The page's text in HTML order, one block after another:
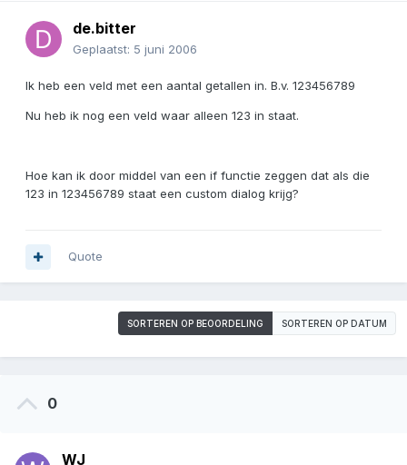
de.bitter
Geplaatst: 5 juni 2006
Ik heb een veld met een aantal getallen in. B.v. 123456789
Nu heb ik nog een veld waar alleen 123 in staat.
Hoe kan ik door middel van een if functie zeggen dat als die
123 in 123456789 staat een custom dialog krijg?
Quote
SORTEREN OP BEOORDELING SORTEREN OP DATUM
0
WJ